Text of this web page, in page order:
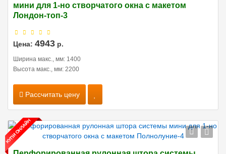
мини для 1-но створчатого окна с макетом
Лондон-топ-3
Цена: 4943 р.
Ширина макс., мм: 1400
Высота макс., мм: 2200
Рассчитать цену